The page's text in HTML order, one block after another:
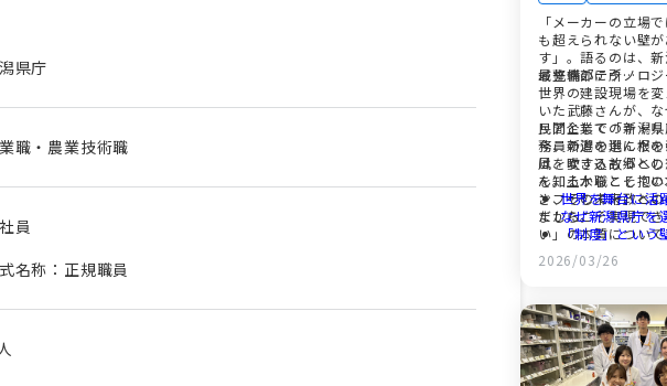
県庁
職・農業技術職
員
名称：正規職員
「メーカーの立場
も超えられない壁
す」。語るのは、
域整備部に所…
最先端のテクノロジ
世界の建設現場を
いた武藤さんが、
リアとして「新潟
務員の道を選んだ
は、愛する故郷へ
を知るからこそ抱
ンフラの未来」へ
ました。
民間企業でのキャ
今、新潟の地に根
風を吹き込もうと
ん。土木職として
さ、そして行政と
だからこそ実現で
い」の本質につい
お話を伺いました。
世界を舞台に活
なぜ新潟県庁を
「制度」という
メーカーから行
住民からの「あ
「事業の卵」を
域の未来を描く
事
土木を憧れの職
つなぐバトンと
2026/03/26